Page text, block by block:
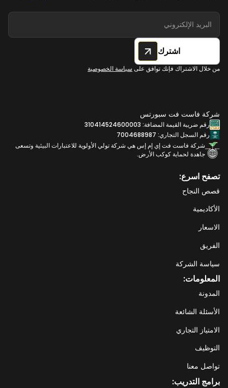
اشترك
من خلال الاشتراك فإنك توافق على سياسة الخصوصية
شركة فاست فت سبورتس
رقم ضريبة القيمة المضافة: 310414524600003
رقم السجل التجاري: 7004688987
شركة فاست فت إي إم إس هي شركة تولي الأولوية للاعتبارات البيئية وتسعى
جاهدة لحماية كوكب الأرض.
تصفح اسرع:
قصص النجاح
الأكاديمية
الاسعار
الفريق
سياسة الشركة
المعلومات:
المدونة
الأسئلة الشائعة
الامتياز التجاري
التوظيف
تواصل معنا
برامج التدريب: